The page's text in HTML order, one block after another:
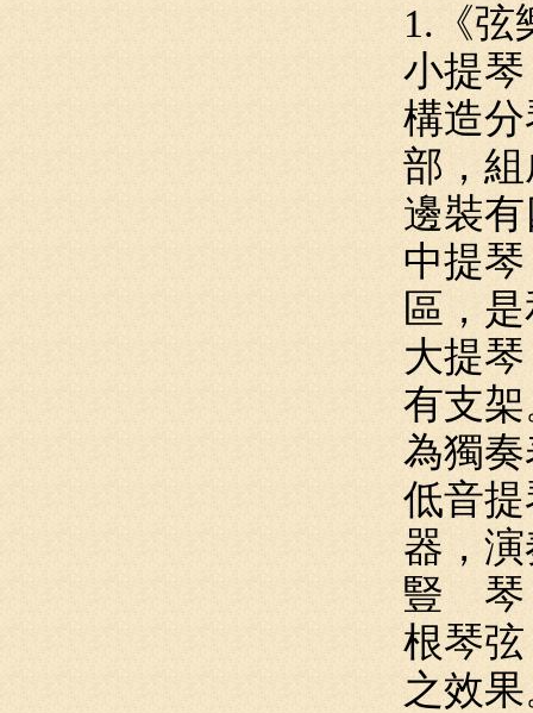
1.《弦
小提
構造
部，
邊裝
中提
區，
大提
有支
為獨
低音
器，
豎 琴
根琴
之效